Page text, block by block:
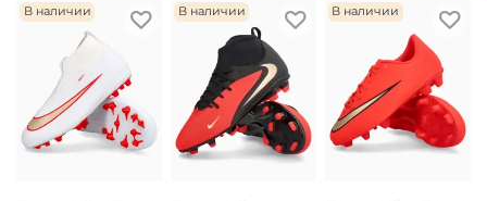
В наличии В наличии В наличии